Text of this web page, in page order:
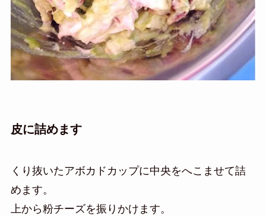
皮に詰めます
くり抜いたアボカドカップに中央をへこませて詰
めます。
上から粉チーズを振りかけます。